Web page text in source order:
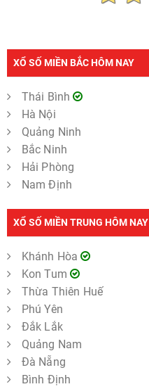
XỔ SỐ MIỀN BẮC HÔM NAY
Thái Bình
Hà Nội
Quảng Ninh
Bắc Ninh
Hải Phòng
Nam Định
XỔ SỐ MIỀN TRUNG HÔM NAY
Khánh Hòa
Kon Tum
Thừa Thiên Huế
Phú Yên
Đắk Lắk
Quảng Nam
Đà Nẵng
Bình Định